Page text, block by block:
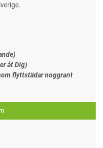
åt Dig)
flyttstädar noggrant